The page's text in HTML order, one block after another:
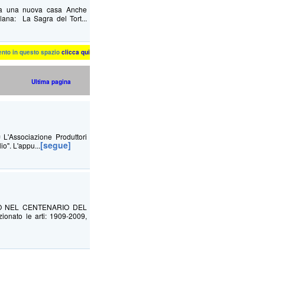
una nuova casa Anche
La Sagra del Tort...
in questo spazio clicca qui
Ultima pagina
Produttori
L'appu...[segue]
CENTENARIO DEL
le arti: 1909-2009,